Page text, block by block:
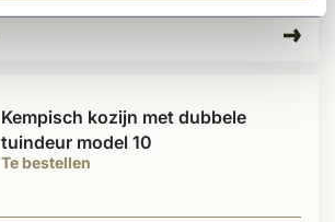
Te bestellen
Kempisch kozijn met dubbele
tuindeur model 10